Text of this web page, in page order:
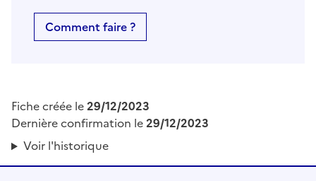
Comment faire ?
Fiche créée le29/12/2023
Dernière confirmation le29/12/2023
Voir l'historique